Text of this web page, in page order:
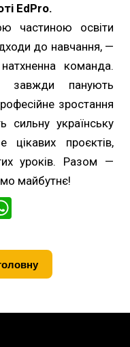
EdPro.
частиною освіти
до навчання, —
команда.
завжди панують
зростання
сильну українську
проєктів,
уроків. Разом —
майбутнє!
p
p